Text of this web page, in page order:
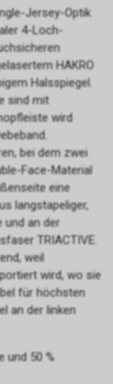
Jersey-Optik
4-Loch-
HAKRO
Halsspiegel.
sind mit
wird
bei dem zwei
Face-Material
eine
langstapeliger,
und an der
TRIACTIVE.
weil
wird, wo sie
für höchsten
an der linken
und 50 %